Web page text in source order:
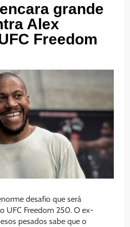
grande
Alex
Freedom
desafio que será
UFC Freedom 250. O ex-
pesados sabe que o